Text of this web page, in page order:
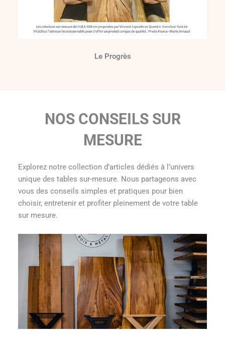
Le Progrès
NOS CONSEILS SUR
MESURE
Explorez notre collection d’articles dédiés à l’univers
unique des tables sur-mesure. Nous partageons avec
vous des conseils simples et pratiques pour bien
choisir, entretenir et profiter pleinement de votre table
sur mesure.